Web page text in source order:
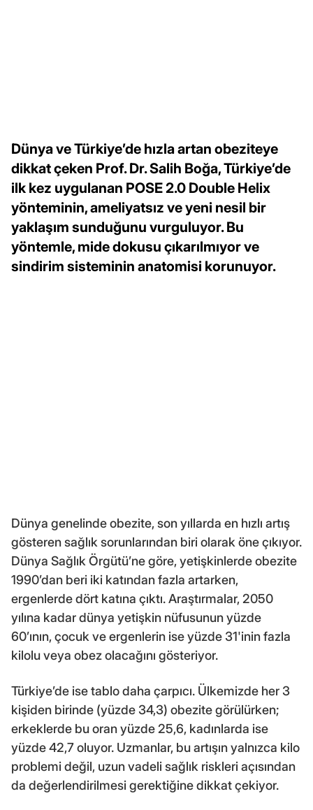
Dünya ve Türkiye’de hızla artan obeziteye
dikkat çeken Prof. Dr. Salih Boğa, Türkiye’de
ilk kez uygulanan POSE 2.0 Double Helix
yönteminin, ameliyatsız ve yeni nesil bir
yaklaşım sunduğunu vurguluyor. Bu
yöntemle, mide dokusu çıkarılmıyor ve
sindirim sisteminin anatomisi korunuyor.
Dünya genelinde obezite, son yıllarda en hızlı artış
gösteren sağlık sorunlarından biri olarak öne çıkıyor.
Dünya Sağlık Örgütü’ne göre, yetişkinlerde obezite
1990’dan beri iki katından fazla artarken,
ergenlerde dört katına çıktı. Araştırmalar, 2050
yılına kadar dünya yetişkin nüfusunun yüzde
60’ının, çocuk ve ergenlerin ise yüzde 31'inin fazla
kilolu veya obez olacağını gösteriyor.
Türkiye’de ise tablo daha çarpıcı. Ülkemizde her 3
kişiden birinde (yüzde 34,3) obezite görülürken;
erkeklerde bu oran yüzde 25,6, kadınlarda ise
yüzde 42,7 oluyor. Uzmanlar, bu artışın yalnızca kilo
problemi değil, uzun vadeli sağlık riskleri açısından
da değerlendirilmesi gerektiğine dikkat çekiyor.